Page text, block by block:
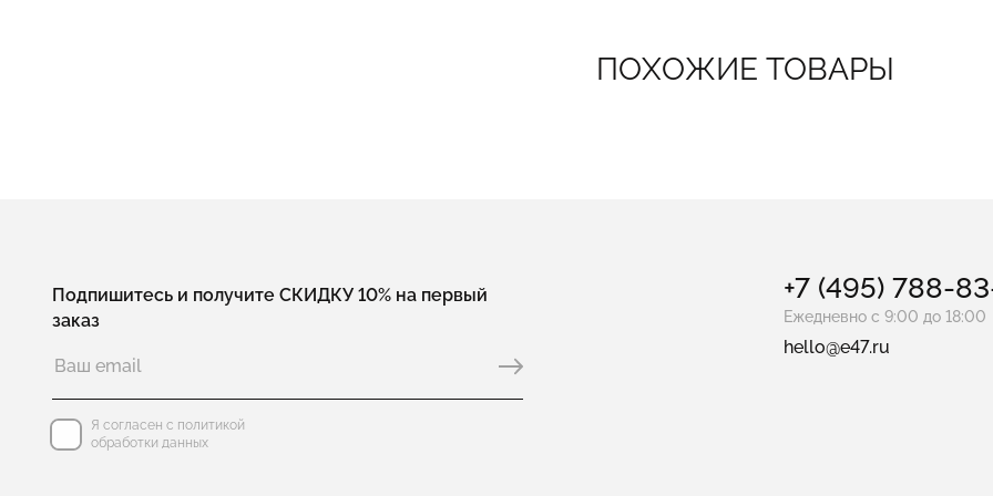
ПОХОЖИЕ ТОВАРЫ
Подпишитесь и получите СКИДКУ 10% на первый
заказ
Я согласен с политикой
обработки данных
+7 (495) 788-
Ежедневно с 9:00 до 18:00
hello@e47.ru